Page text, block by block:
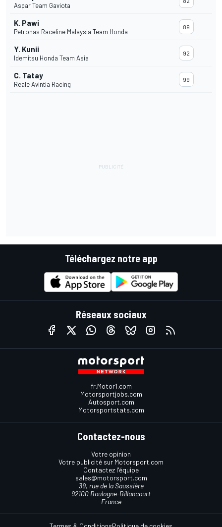
Aspar Team Gaviota
K. Pawi
Petronas Raceline Malaysia Team Honda
89
Y. Kunii
Idemitsu Honda Team Asia
92
C. Tatay
Reale Avintia Racing
99
Téléchargez notre app
Réseaux sociaux
fr.Motor1.com
Motorsportjobs.com
Autosport.com
Motorsportstats.com
Contactez-nous
Votre opinion
Votre publicité sur Motorsport.com
Contactez l'équipe
sales@motorsport.com
39, rue de la Saussière
92100 Boulogne-Billancourt
France